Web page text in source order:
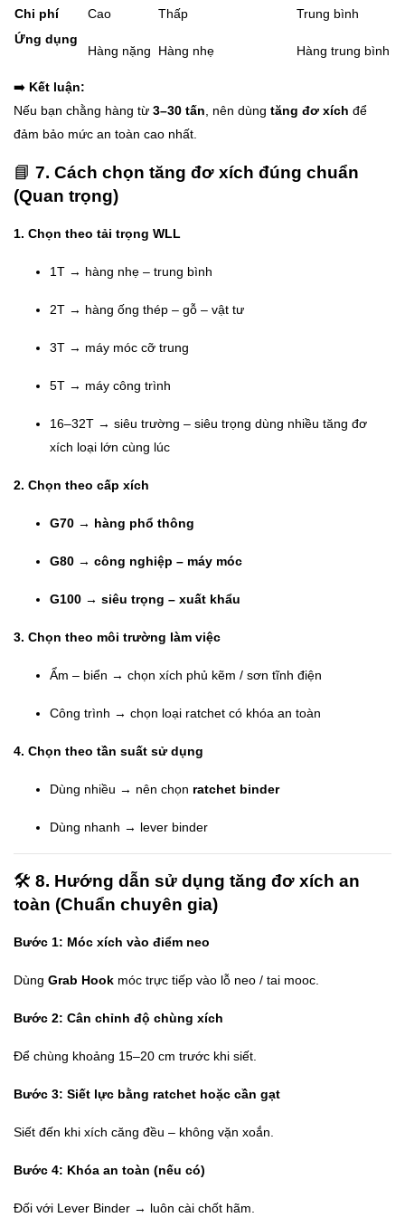
Chi phí Cao Thấp
Trung bình
Ứng dụng
Hàng nặng
Hàng nhẹ Hàng trung bình
➡️ Kết luận:
Nếu bạn chằng hàng từ 3–30 tấn, nên dùng tăng đơ xích để
đảm bảo mức an toàn cao nhất.
📘 7. Cách chọn tăng đơ xích đúng chuẩn
(Quan trọng)
1. Chọn theo tải trọng WLL
1T → hàng nhẹ – trung bình
2T → hàng ống thép – gỗ – vật tư
3T → máy móc cỡ trung
5T → máy công trình
16–32T → siêu trường – siêu trọng dùng nhiều tăng đơ
xích loại lớn cùng lúc
2. Chọn theo cấp xích
G70 → hàng phổ thông
G80 → công nghiệp – máy móc
G100 → siêu trọng – xuất khẩu
3. Chọn theo môi trường làm việc
Ẩm – biển → chọn xích phủ kẽm / sơn tĩnh điện
Công trình → chọn loại ratchet có khóa an toàn
4. Chọn theo tần suất sử dụng
Dùng nhiều → nên chọn ratchet binder
Dùng nhanh → lever binder
🛠️ 8. Hướng dẫn sử dụng tăng đơ xích an
toàn (Chuẩn chuyên gia)
Bước 1: Móc xích vào điểm neo
Dùng Grab Hook móc trực tiếp vào lỗ neo / tai mooc.
Bước 2: Cân chỉnh độ chùng xích
Để chùng khoảng 15–20 cm trước khi siết.
Bước 3: Siết lực bằng ratchet hoặc cần gạt
Siết đến khi xích căng đều – không vặn xoắn.
Bước 4: Khóa an toàn (nếu có)
Đối với Lever Binder → luôn cài chốt hãm.